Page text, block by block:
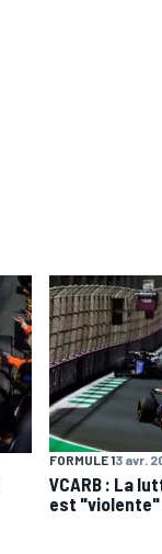
FORMULE 13 avr.
VCARB : La
est "violente"